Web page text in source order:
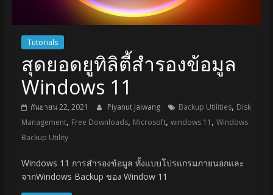
Tutorials
สุดยอดยูทิลิตี้สำรองข้อมูล
Windows 11
กันยายน 22, 2021 Piyanut Jaiwang Backup Utilities, Disk
Management, Free Downloads, Microsoft, windows 11 , Windows
Backup Utility
Windows 11 การสำรองข้อมูล ทั้งแบบโปรแกรมภายนอกและ
จากWindows Backup ของ Window 11